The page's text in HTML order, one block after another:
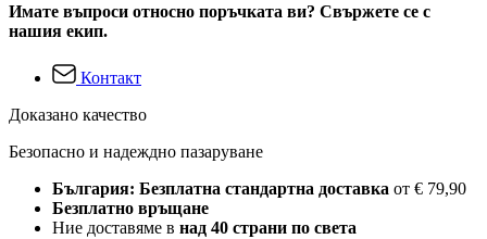
Имате въпроси относно поръчката ви? Свържете се с
нашия екип.
Контакт
Доказано качество
Безопасно и надеждно пазаруване
България: Безплатна стандартна доставка от € 79,90
Безплатно връщане
Ние доставяме в над 40 страни по света